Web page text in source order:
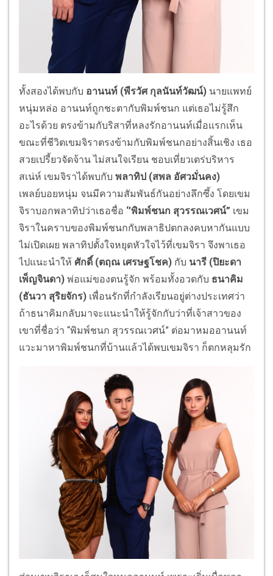
ทั้งสองได้พบกับ อานนท์ (พีรวัศ กุลนันท์วัฒน์) นายแพทย์
หนุ่มหล่อ อานนท์ถูกชะตากับพิมพ์ชนก แต่เธอไม่รู้สึก
อะไรด้วย ตรงข้ามกับริสาที่หลงรักอานนท์เมื่อแรกเห็น
ขณะที่ชีวิตเขมจิราตรงข้ามกับพิมพ์ชนกอย่างสิ้นเชิง เธอ
สวยเปรี้ยวจัดจ้าน ไม่สนใจเรียน ชอบเที่ยวเตร่บริหาร
สเน่ห์ เขมจิราได้พบกับ พลาทิป (สพล อัศวมั่นคง)
เพลย์บอยหนุ่ม จนมีความสัมพันธ์กันอย่างลึกซึ้ง โดยเขม
จิราบอกพลาทิปว่าเธอชื่อ ‘’พิมพ์ชนก สุวรรณเวศน์” เขม
จิราในคราบของพิมพ์ชนกกับพลาธิปตกลงคบหากันแบบ
ไม่เปิดเผย พลาทิปตั้งใจหยุดหัวใจไว้ที่เขมจิรา จึงพาเธอ
ไปแนะนำให้ ศักดิ์ (ตฤณ เศรษฐโชค) กับ นารี (ปิยะดา
เพ็ญจินดา) พ่อแม่ของตนรู้จัก พร้อมทั้งอวดกับ ธนาคิม
(ธันวา สุริยจักร) เพื่อนรักที่กำลังเรียนอยู่ต่างประเทศว่า
ถ้าธนาคิมกลับมาจะแนะนำให้รู้จักกับว่าที่เจ้าสาวของ
เขาที่ชื่อว่า “พิมพ์ชนก สุวรรณเวศน์” ต่อมาหมออานนท์
แวะมาหาพิมพ์ชนกที่บ้านแล้วได้พบเขมจิรา ก็ตกหลุมรัก